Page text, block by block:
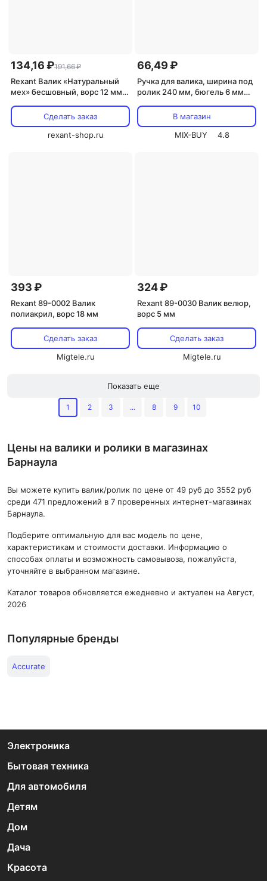
134,16 ₽191,66 ₽
Rexant Валик «Натуральный
мех» бесшовный, ворс 12 мм,
0034 1 штСделать заказ
rexant-shop.ru
66,49 ₽
Ручка для валика, ширина под
ролик 240 мм, бюгель 6 мм
В магазин
MIX-BUY
4.8
393 ₽
Rexant 89-0002 Валик
полиакрил, ворс 18 мм
Сделать заказ
Migtele.ru
324 ₽
Rexant 89-0030 Валик велюр,
ворс 5 мм
Сделать заказ
Migtele.ru
Показать еще
1 2 3 ... 8 9 10
Цены на валики и ролики в магазинах
Барнаула
Вы можете купить валик/ролик по цене от 49 руб до 3552 руб
среди 471 предложений в 7 проверенных интернет-магазинах
Барнаула.
Подберите оптимальную для вас модель по цене,
характеристикам и стоимости доставки. Информацию о
способах оплаты и возможность самовывоза, пожалуйста,
уточняйте в выбранном магазине.
Каталог товаров обновляется ежедневно и актуален на Август,
2026
Популярные бренды
Accurate
Электроника
Бытовая техника
Для автомобиля
Детям
Дом
Дача
Красота